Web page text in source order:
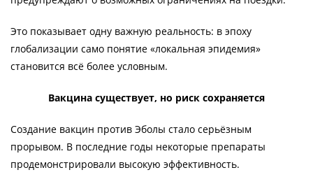
Это показывает одну важную реальность: в эпоху
глобализации само понятие «локальная эпидемия»
становится всё более условным.
Вакцина существует, но риск сохраняется
Создание вакцин против Эболы стало серьёзным
прорывом. В последние годы некоторые препараты
продемонстрировали высокую эффективность.